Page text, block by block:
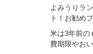
よみうりラ
ト！お勧め
米は3年前の
費期限やお